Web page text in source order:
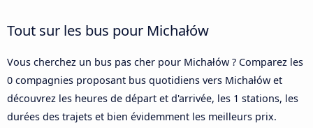
Tout sur les bus pour Michałów
Vous cherchez un bus pas cher pour Michałów ? Comparez les
0 compagnies proposant bus quotidiens vers Michałów et
découvrez les heures de départ et d'arrivée, les 1 stations, les
durées des trajets et bien évidemment les meilleurs prix.